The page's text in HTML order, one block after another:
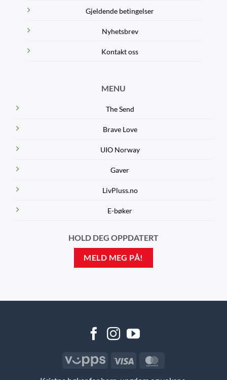
Gjeldende betingelser
Nyhetsbrev
Kontakt oss
MENU
The Send
Brave Love
UIO Norway
Gaver
LivPluss.no
E-bøker
HOLD DEG OPPDATERT
MELD MEG PÅ!
Vipps Visa